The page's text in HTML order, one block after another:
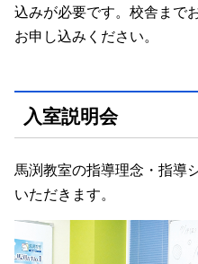
込みが必要です。校舎まで
お申し込みください。
入室説明会
馬渕教室の指導理念・指導
いただきます。